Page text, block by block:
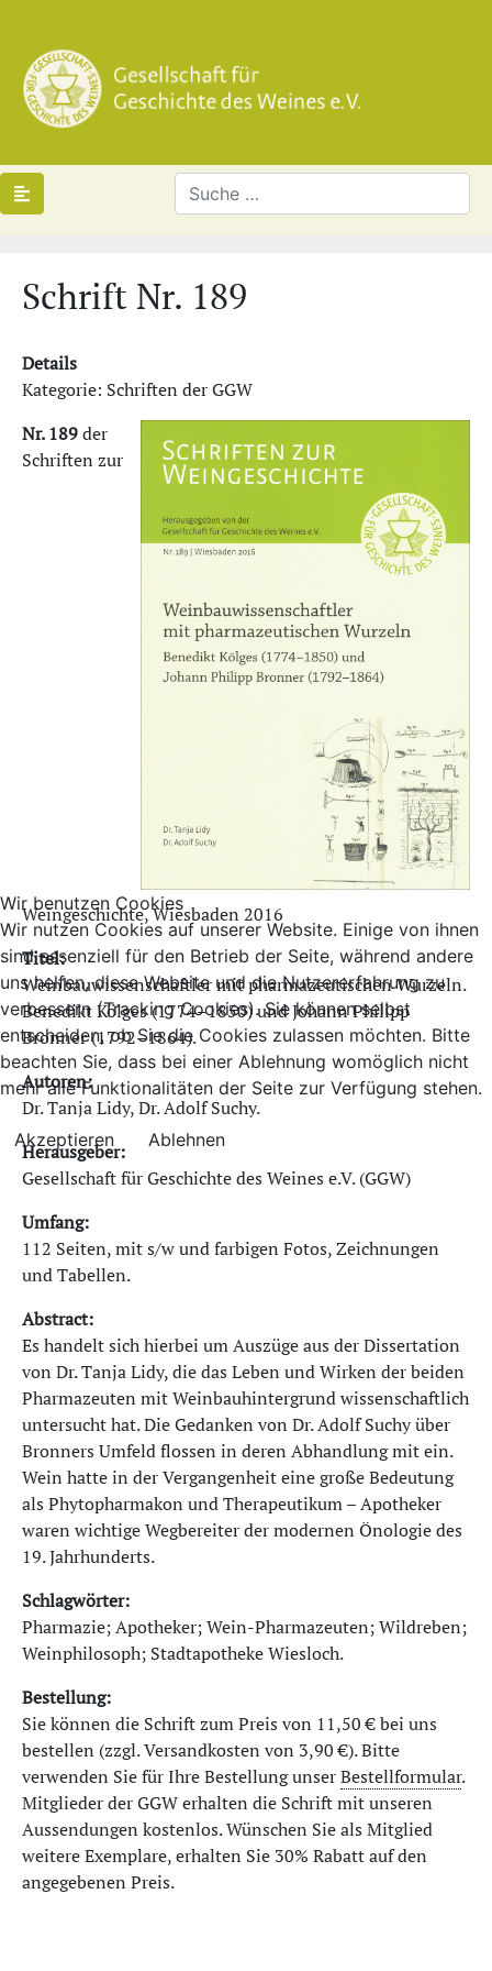
Schrift Nr. 189
Details
Kategorie: Schriften der GGW
Nr. 189der
Schriften zur
Weingeschichte, Wiesbaden 2016
Titel:
Weinbauwissenschaftler mit pharmazeutischen Wurzeln.
Benedikt Kölges (1774–1850) und Johann Philipp
Bronner (1792–1864).
Autoren:
Dr. Tanja Lidy, Dr. Adolf Suchy.
Herausgeber:
Gesellschaft für Geschichte des Weines e.V. (GGW)
Umfang:
112 Seiten, mit s/w und farbigen Fotos, Zeichnungen
und Tabellen.
Abstract:
Es handelt sich hierbei um Auszüge aus der Dissertation
von Dr. Tanja Lidy, die das Leben und Wirken der beiden
Pharmazeuten mit Weinbauhintergrund wissenschaftlich
untersucht hat. Die Gedanken von Dr. Adolf Suchy über
Bronners Umfeld flossen in deren Abhandlung mit ein.
Wein hatte in der Vergangenheit eine große Bedeutung
als Phytopharmakon und Therapeutikum – Apotheker
waren wichtige Wegbereiter der modernen Önologie des
19. Jahrhunderts.
Schlagwörter:
Pharmazie; Apotheker; Wein-Pharmazeuten; Wildreben;
Weinphilosoph; Stadtapotheke Wiesloch.
Bestellung:
Sie können die Schrift zum Preis von 11,50 € bei uns
bestellen (zzgl. Versandkosten von 3,90 €). Bitte
verwenden Sie für Ihre Bestellung unserBestellformular.
Mitglieder der GGW erhalten die Schrift mit unseren
Aussendungen kostenlos. Wünschen Sie als Mitglied
weitere Exemplare, erhalten Sie 30% Rabatt auf den
angegebenen Preis.
Wir benutzen Cookies
Wir nutzen Cookies auf unserer Website. Einige von ihnen
sind essenziell für den Betrieb der Seite, während andere
uns helfen, diese Website und die Nutzererfahrung zu
verbessern (Tracking Cookies). Sie können selbst
entscheiden, ob Sie die Cookies zulassen möchten. Bitte
beachten Sie, dass bei einer Ablehnung womöglich nicht
mehr alle Funktionalitäten der Seite zur Verfügung stehen.
Akzeptieren Ablehnen